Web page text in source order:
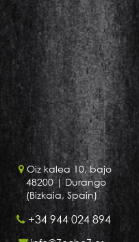
Oiz kalea 10, bajo
48200 | Durango
(Bizkaia, Spain)
+34 944 024 894